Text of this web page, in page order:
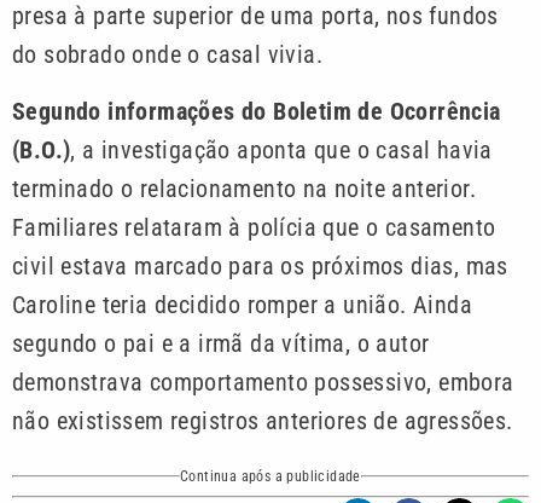
presa à parte superior de uma porta, nos fundos
do sobrado onde o casal vivia.
Segundo informações do Boletim de Ocorrência
(B.O.), a investigação aponta que o casal havia
terminado o relacionamento na noite anterior.
Familiares relataram à polícia que o casamento
civil estava marcado para os próximos dias, mas
Caroline teria decidido romper a união. Ainda
segundo o pai e a irmã da vítima, o autor
demonstrava comportamento possessivo, embora
não existissem registros anteriores de agressões.
Continua após a publicidade